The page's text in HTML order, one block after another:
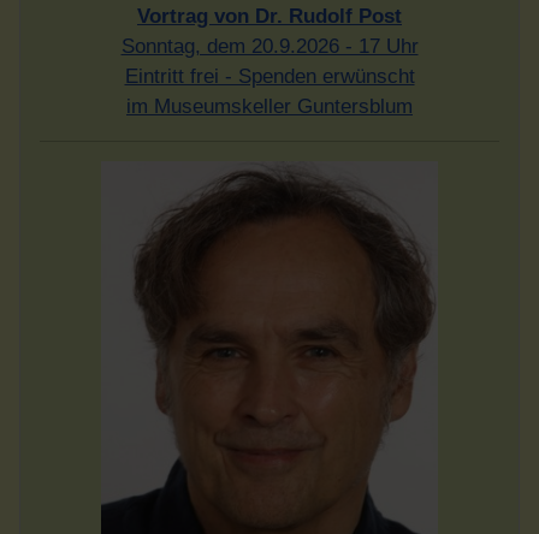
Vortrag von Dr. Rudolf Post
Sonntag, dem 20.9.2026 - 17 Uhr
Eintritt frei - Spenden erwünscht
im Museumskeller Guntersblum